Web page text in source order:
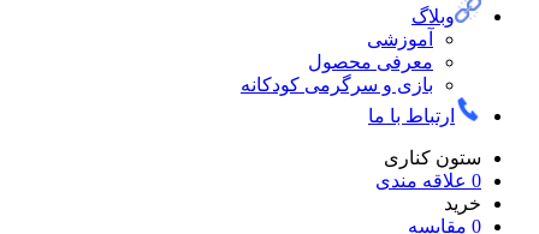
معرفی محصول
بازی و سرگرمی کودکانه
با ما
مندی